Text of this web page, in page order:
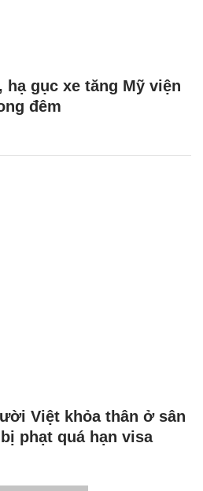
hạ gục xe tăng Mỹ viện
đêm
Việt khỏa thân ở sân
phạt quá hạn visa